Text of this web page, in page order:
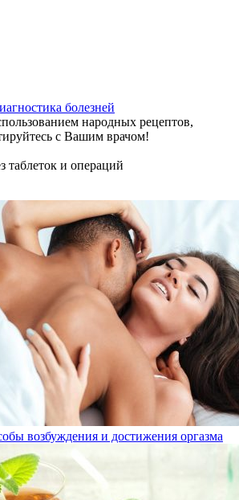
болезней
народных рецептов,
с Вашим врачом!
таблеток и операций
возбуждения и достижения оргазма